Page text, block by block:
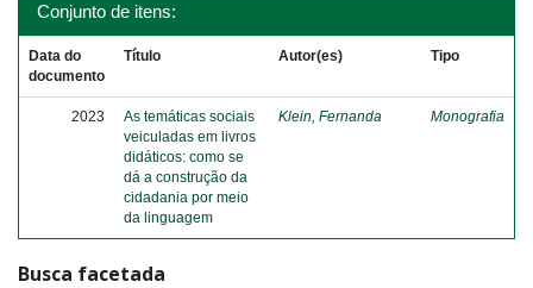
Conjunto de itens:
Data do
documento
Título Autor(es) Tipo
2023
As temáticas sociais
veiculadas em livros
didáticos: como se
dá a construção da
cidadania por meio
da linguagem
Klein, Fernanda Monografia
Busca facetada